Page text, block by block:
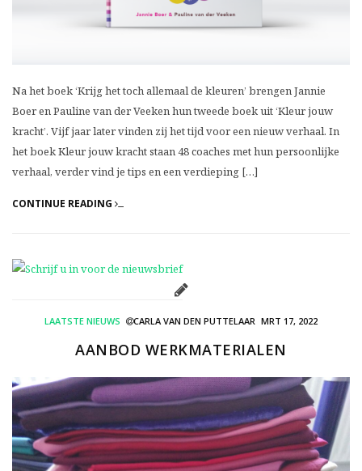
Na het boek ‘Krijg het toch allemaal de kleuren’ brengen Jannie
Boer en Pauline van der Veeken hun tweede boek uit ‘Kleur jouw
kracht’. Vijf jaar later vinden zij het tijd voor een nieuw verhaal. In
het boek Kleur jouw kracht staan 48 coaches met hun persoonlijke
verhaal, verder vind je tips en een verdieping […]
CONTINUE READING
LAATSTE NIEUWS CARLA VAN DEN PUTTELAAR MRT 17, 2022
AANBOD WERKMATERIALEN